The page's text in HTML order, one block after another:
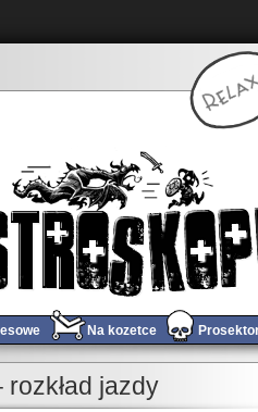
Na kozetce
jazdy